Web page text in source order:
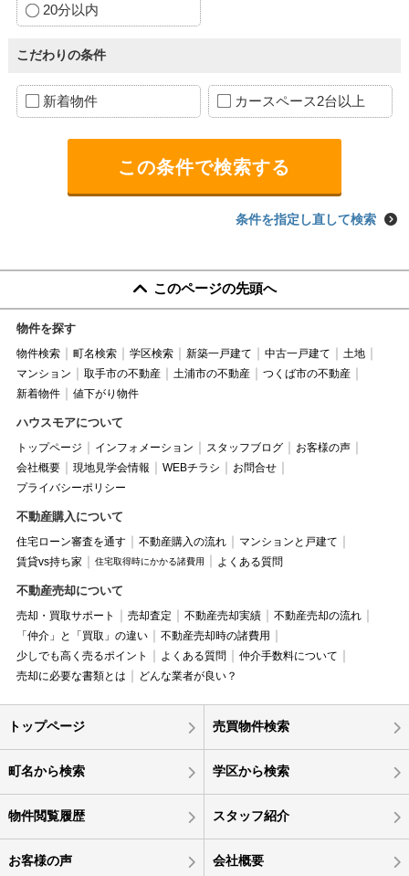
20分以内
こだわりの条件
新着物件 カースペース2台以上
条件を指定し直して検索
このページの先頭へ
物件を探す
物件検索 町名検索 学区検索 新築一戸建て 中古一戸建て
土地
マンション
取手市の不動産 土浦市の不動産
つくば市の不動産
新着物件
値下がり物件
ハウスモアについて
トップページ インフォメーション スタッフブログ
お客様の声
会社概要
現地見学会情報 WEBチラシ
お問合せ
プライバシーポリシー
不動産購入について
住宅ローン審査を通す 不動産購入の流れ
マンションと戸建て
賃貸vs持ち家
住宅取得時にかかる諸費用 よくある質問
不動産売却について
売却・買取サポート 売却査定 不動産売却実績
不動産売却の流れ
「仲介」と「買取」の違い
不動産売却時の諸費用
少しでも高く売るポイント
よくある質問
仲介手数料について
売却に必要な書類とは
どんな業者が良い？
トップページ 売買物件検索
町名から検索 学区から検索
物件閲覧履歴 スタッフ紹介
お客様の声 会社概要